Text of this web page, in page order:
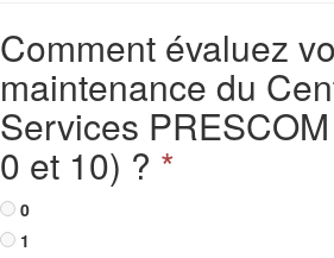
Comment évaluez
maintenance du
Services
0 et 10) ? *
0
1